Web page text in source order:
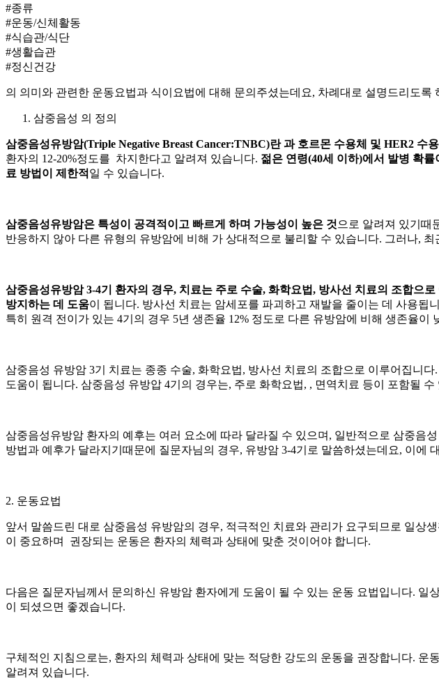
#종류
#운동/신체활동
#식습관/식단
#생활습관
#정신건강
의 의미와 관련한 운동요법과 식이요법에 대해 문의주셨는데요, 차례대로 설명드리도록
삼중음성 의 정의
삼중음성유방암(Triple Negative Breast Cancer:TNBC)란과 호르몬 수용체 및 HER2 수
환자의 12-20%정도를 차지한다고 알려져 있습니다. 젊은 연령(40세 이하)에서 발병 확
료 방법이 제한적 일 수 있습니다.
삼중음성유방암은 특성이 공격적이고 빠르게 하며 가능성이 높은 것으로 알려져 있기때
반응하지 않아 다른 유형의 유방암에 비해 가 상대적으로 불리할 수 있습니다. 그러나,
삼중음성유방암 3-4기 환자의 경우, 치료는 주로 수술, 화학요법, 방사선 치료의 조합으
방지하는 데 도움이 됩니다. 방사선 치료는 암세포를 파괴하고 재발을 줄이는 데 사용
특히 원격 전이가 있는 4기의 경우 5년 생존율 12% 정도로 다른 유방암에 비해 생존율이
삼중음성 유방암 3기 치료는 종종 수술, 화학요법, 방사선 치료의 조합으로 이루어집니다
도움이 됩니다. 삼중음성 유방압 4기의 경우는, 주로 화학요법, , 면역치료 등이 포함될
삼중음성유방암 환자의 예후는 여러 요소에 따라 달라질 수 있으며, 일반적으로 삼중음
방법과 예후가 달라지기때문에 질문자님의 경우, 유방암 3-4기로 말씀하셨는데요, 이에
2. 운동요법
앞서 말씀드린 대로 삼중음성 유방암의 경우, 적극적인 치료와 관리가 요구되므로 일상
이 중요하며 권장되는 운동은 환자의 체력과 상태에 맞춘 것이어야 합니다.
다음은 질문자님께서 문의하신 유방암 환자에게 도움이 될 수 있는 운동 요법입니다.
이 되셨으면 좋겠습니다.
구체적인 지침으로는, 환자의 체력과 상태에 맞는 적당한 강도의 운동을 권장합니다. 운
알려져 있습니다.